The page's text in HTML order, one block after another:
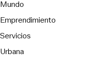
Mundo
Emprendimiento
Servicios
Urbana